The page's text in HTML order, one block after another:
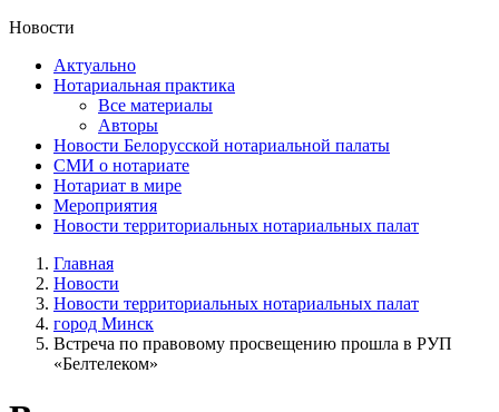
Новости
Актуально
Нотариальная практика
Все материалы
Авторы
Новости Белорусской нотариальной палаты
СМИ о нотариате
Нотариат в мире
Мероприятия
Новости территориальных нотариальных палат
Главная
Новости
Новости территориальных нотариальных палат
город Минск
Встреча по правовому просвещению прошла в РУП
«Белтелеком»